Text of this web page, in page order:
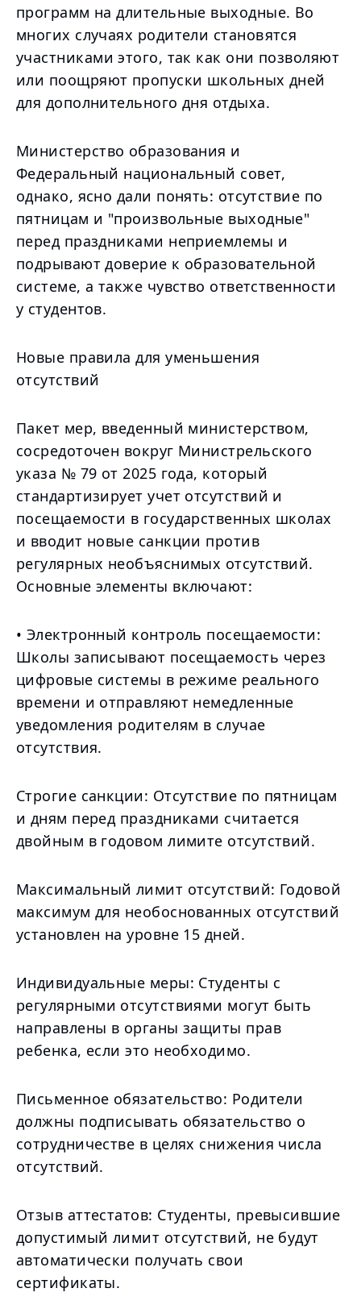
программ на длительные выходные. Во
многих случаях родители становятся
участниками этого, так как они позволяют
или поощряют пропуски школьных дней
для дополнительного дня отдыха.
Министерство образования и
Федеральный национальный совет,
однако, ясно дали понять: отсутствие по
пятницам и "произвольные выходные"
перед праздниками неприемлемы и
подрывают доверие к образовательной
системе, а также чувство ответственности
у студентов.
Новые правила для уменьшения
отсутствий
Пакет мер, введенный министерством,
сосредоточен вокруг Министрельского
указа № 79 от 2025 года, который
стандартизирует учет отсутствий и
посещаемости в государственных школах
и вводит новые санкции против
регулярных необъяснимых отсутствий.
Основные элементы включают:
• Электронный контроль посещаемости:
Школы записывают посещаемость через
цифровые системы в режиме реального
времени и отправляют немедленные
уведомления родителям в случае
отсутствия.
Строгие санкции: Отсутствие по пятницам
и дням перед праздниками считается
двойным в годовом лимите отсутствий.
Максимальный лимит отсутствий: Годовой
максимум для необоснованных отсутствий
установлен на уровне 15 дней.
Индивидуальные меры: Студенты с
регулярными отсутствиями могут быть
направлены в органы защиты прав
ребенка, если это необходимо.
Письменное обязательство: Родители
должны подписывать обязательство о
сотрудничестве в целях снижения числа
отсутствий.
Отзыв аттестатов: Студенты, превысившие
допустимый лимит отсутствий, не будут
автоматически получать свои
сертификаты.